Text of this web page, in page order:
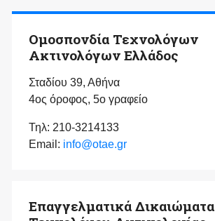
Ομοσπονδία Τεχνολόγων
Ακτινολόγων Ελλάδος
Σταδίου 39, Αθήνα
4ος όροφος, 5ο γραφείο
Τηλ: 210-3214133
Email: info@otae.gr
Επαγγελματικά Δικαιώματα